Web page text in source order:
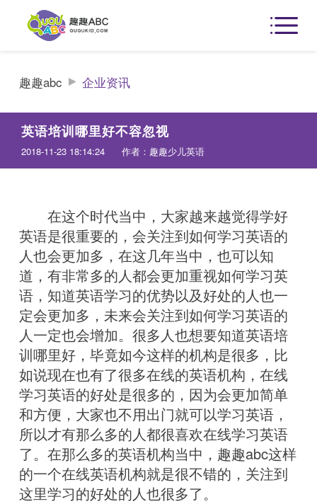
趣趣abc 企业资讯
英语培训哪里好不容忽视
2018-11-23 18:14:24 作者：趣趣少儿英语
在这个时代当中，大家越来越觉得学好
英语是很重要的，会关注到如何学习英语的
人也会更加多，在这几年当中，也可以知
道，有非常多的人都会更加重视如何学习英
语，知道英语学习的优势以及好处的人也一
定会更加多，未来会关注到如何学习英语的
人一定也会增加。很多人也想要知道英语培
训哪里好，毕竟如今这样的机构是很多，比
如说现在也有了很多在线的英语机构，在线
学习英语的好处是很多的，因为会更加简单
和方便，大家也不用出门就可以学习英语，
所以才有那么多的人都很喜欢在线学习英语
了。在那么多的英语机构当中，趣趣abc这样
的一个在线英语机构就是很不错的，关注到
这里学习的好处的人也很多了。